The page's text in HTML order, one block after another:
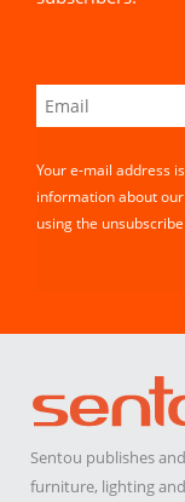
Your e-mail address
information about
using the
Sentou publishes
furniture, lighting